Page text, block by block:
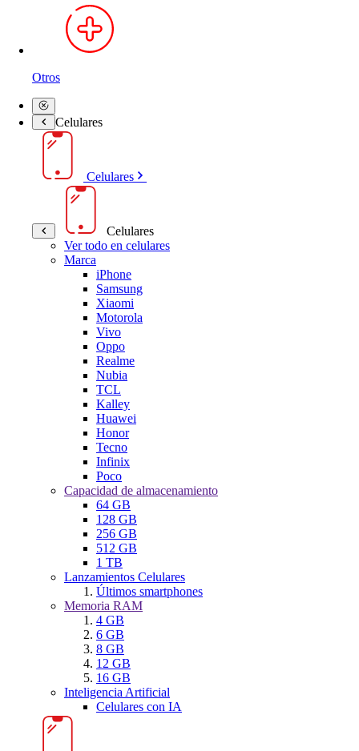
Otros
Celulares
Celulares
Celulares
Ver todo en celulares
Marca
iPhone
Samsung
Xiaomi
Motorola
Vivo
Oppo
Realme
Nubia
TCL
Kalley
Huawei
Honor
Tecno
Infinix
Poco
Capacidad de almacenamiento
64 GB
128 GB
256 GB
512 GB
1 TB
Lanzamientos Celulares
Últimos smartphones
Memoria RAM
4 GB
6 GB
8 GB
12 GB
16 GB
Inteligencia Artificial
Celulares con IA